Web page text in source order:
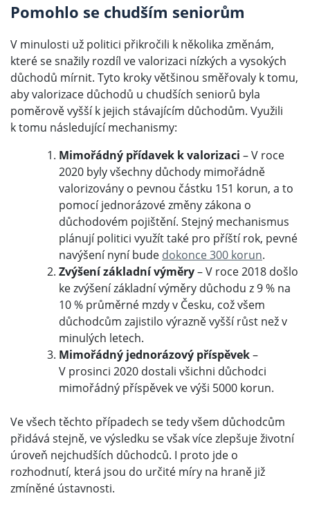
Pomohlo se chudším seniorům
V minulosti už politici přikročili k několika změnám,
které se snažily rozdíl ve valorizaci nízkých a vysokých
důchodů mírnit. Tyto kroky většinou směřovaly k tomu,
aby valorizace důchodů u chudších seniorů byla
poměrově vyšší k jejich stávajícím důchodům. Využili
k tomu následující mechanismy:
Mimořádný přídavek k valorizaci – V roce
2020 byly všechny důchody mimořádně
valorizovány o pevnou částku 151 korun, a to
pomocí jednorázové změny zákona o
důchodovém pojištění. Stejný mechanismus
plánují politici využít také pro příští rok, pevné
navýšení nyní bude dokonce 300 korun.
Zvýšení základní výměry– V roce 2018 došlo
ke zvýšení základní výměry důchodu z 9 % na
10 % průměrné mzdy v Česku, což všem
důchodcům zajistilo výrazně vyšší růst než v
minulých letech.
Mimořádný jednorázový příspěvek–
V prosinci 2020 dostali všichni důchodci
mimořádný příspěvek ve výši 5000 korun.
Ve všech těchto případech se tedy všem důchodcům
přidává stejně, ve výsledku se však více zlepšuje životní
úroveň nejchudších důchodců. I proto jde o
rozhodnutí, která jsou do určité míry na hraně již
zmíněné ústavnosti.